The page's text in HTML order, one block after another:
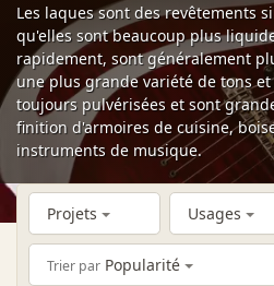
Les laques sont des revêtements
qu'elles sont beaucoup plus
rapidement, sont généralement
une plus grande variété de tons
toujours pulvérisées et sont
finition d'armoires de cuisine,
instruments de musique.
Projets Usages
Trier par Popularité